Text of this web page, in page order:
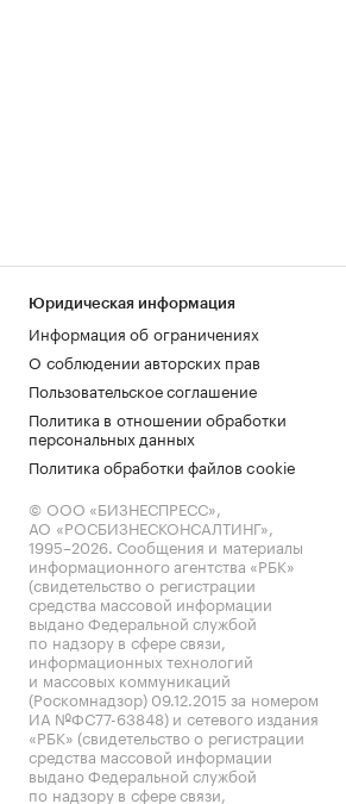
Юридическая информация
Информация об ограничениях
О соблюдении авторских прав
Пользовательское соглашение
Политика в отношении обработки
персональных данных
Политика обработки файлов cookie
© ООО «БИЗНЕСПРЕСС»,
АО «РОСБИЗНЕСКОНСАЛТИНГ»,
1995–2026. Сообщения и материалы
информационного агентства «РБК»
(свидетельство о регистрации
средства массовой информации
выдано Федеральной службой
по надзору в сфере связи,
информационных технологий
и массовых коммуникаций
(Роскомнадзор) 09.12.2015 за номером
ИА №ФС77-63848) и сетевого издания
«РБК» (свидетельство о регистрации
средства массовой информации
выдано Федеральной службой
по надзору в сфере связи,